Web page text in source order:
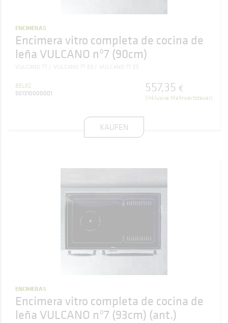
ENCIMERAS
Encimera vitro completa de cocina de
leña VULCANO nº7 (90cm)
VULCANO 7T VULCANO 7T E3 VULCANO 7T E5
BELEG
501310000001
557,35 €
(Inklusive Mehrwertsteuer)
KAUFEN
ENCIMERAS
Encimera vitro completa de cocina de
leña VULCANO nº7 (93cm) (ant.)